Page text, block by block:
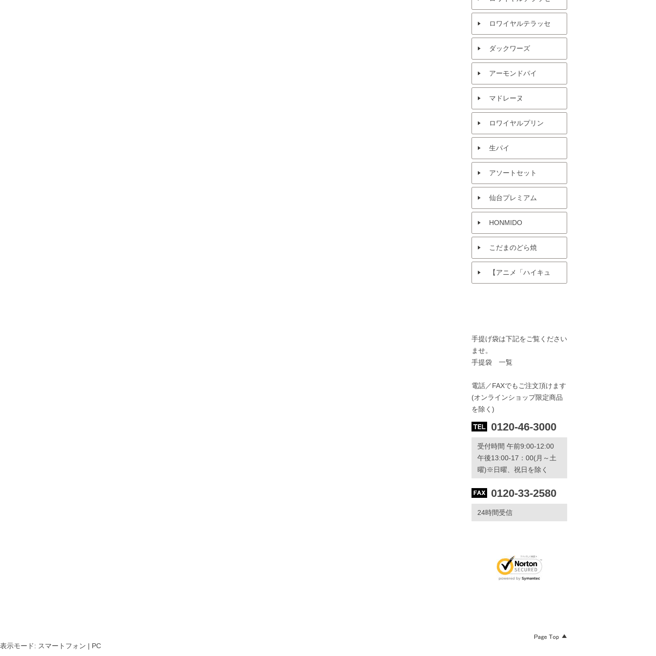
ロワイヤルテラッセ
ダックワーズ
アーモンドパイ
マドレーヌ
ロワイヤルプリン
生パイ
アソートセット
仙台プレミアム
HONMIDO
こだまのどら焼
【アニメ「ハイキュ
手提げ袋は下記をご覧ください
ませ。
手提袋 一覧
電話／FAXでもご注文頂けます
(オンラインショップ限定商品
を除く)
0120-46-3000
受付時間 午前9:00-12:00
午後13:00-17：00(月～土
曜)※日曜、祝日を除く
0120-33-2580
24時間受信
表示モード: スマートフォン | PC